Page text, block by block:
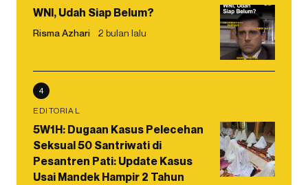
WNI, Udah Siap Belum?
Risma Azhari 2 bulan lalu
4
EDITORIAL
5W1H: Dugaan Kasus Pelecehan
Seksual 50 Santriwati di
Pesantren Pati: Update Kasus
Usai Mandek Hampir 2 Tahun